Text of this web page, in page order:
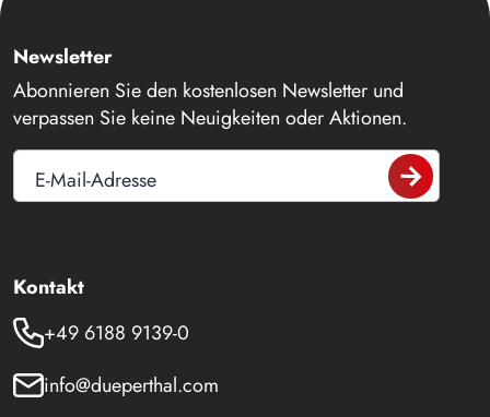
Newsletter
Abonnieren Sie den kostenlosen Newsletter und
verpassen Sie keine Neuigkeiten oder Aktionen.
E-Mail-Adresse
Kontakt
+49 6188 9139-0
info@dueperthal.com